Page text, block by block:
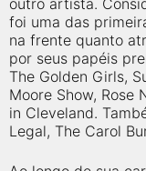
outro artista.
foi uma das
na frente quanto
por seus papéis
The Golden Girls,
Moore Show, Rose
in Cleveland.
Legal, The Carol
NOTÍCIAS
PÁGINA
FilmesNoCinema.com.br
sessões de cinema no
encontrar os filmes no
acessar informações